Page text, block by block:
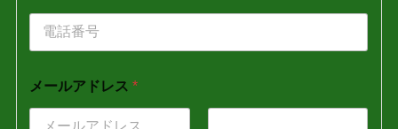
メールアドレス*